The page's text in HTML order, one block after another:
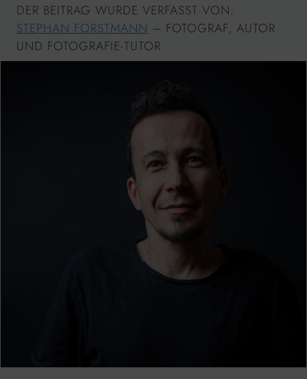
DER BEITRAG WURDE VERFASST VON:
STEPHAN FORSTMANN – FOTOGRAF, AUTOR
UND FOTOGRAFIE-TUTOR